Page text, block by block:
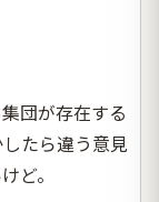
団が存在する
たら違う意見
ど。